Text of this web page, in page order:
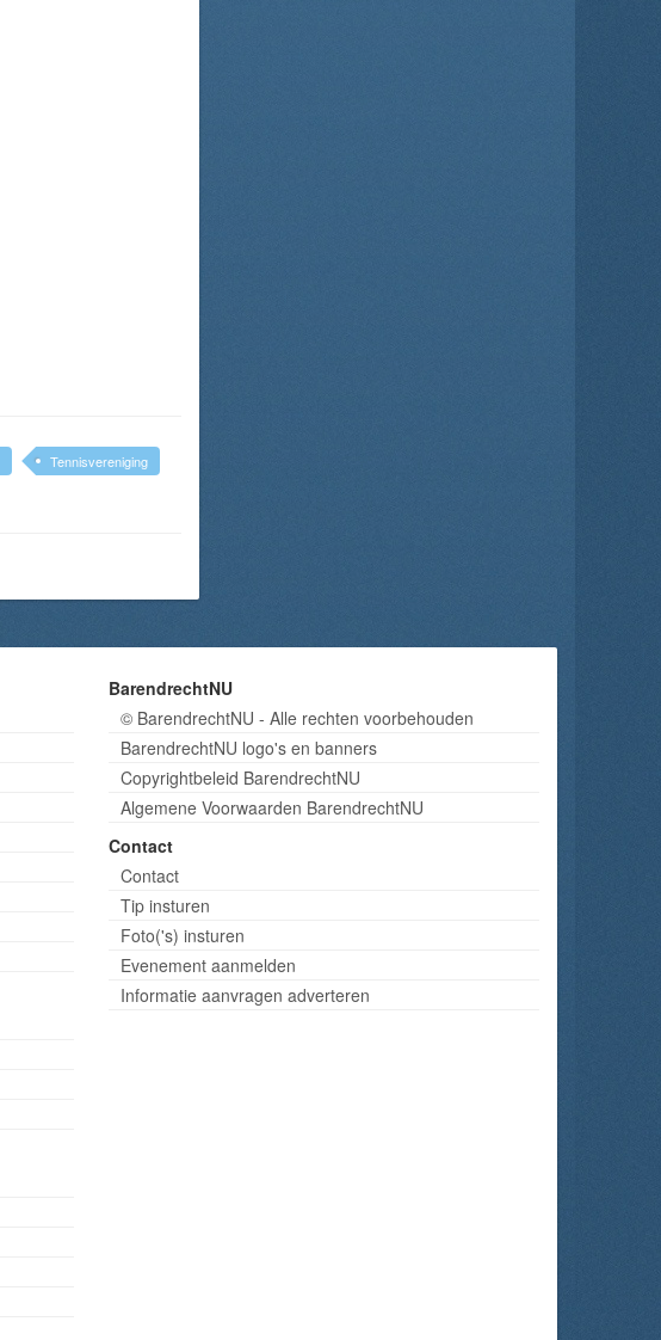
Tennisvereniging
BarendrechtNU
© BarendrechtNU - Alle rechten voorbehouden
BarendrechtNU logo's en banners
Copyrightbeleid BarendrechtNU
Algemene Voorwaarden BarendrechtNU
Contact
Contact
Tip insturen
Foto('s) insturen
Evenement aanmelden
Informatie aanvragen adverteren